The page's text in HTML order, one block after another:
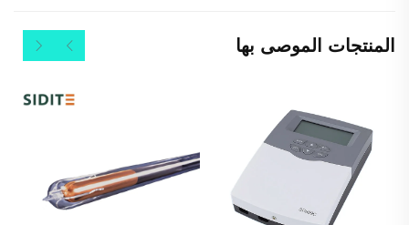
المنتجات الموصى بها